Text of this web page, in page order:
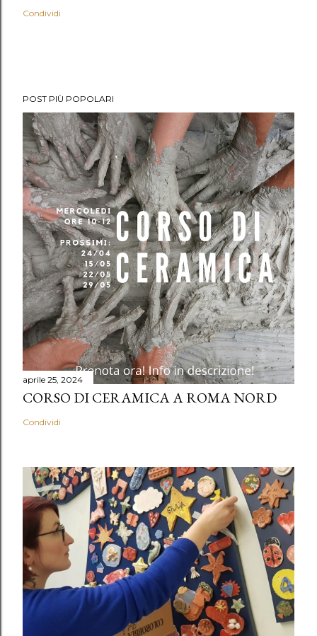
Condividi
POST PIÙ POPOLARI
aprile 25, 2024
CORSO DI CERAMICA A ROMA NORD
Condividi